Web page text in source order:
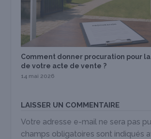
Comment donner procuration pour
de votre acte de vente ?
14 mai 2026
LAISSER UN COMMENTAIRE
Votre adresse e-mail ne sera pas
champs obligatoires sont indiqués